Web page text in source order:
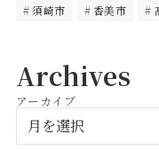
須崎市
香美市
Archives
アーカイブ
ー